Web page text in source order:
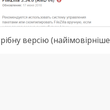
версію